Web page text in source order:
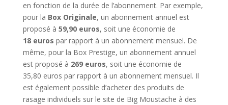
en fonction de la durée de l’abonnement. Par exemple,
pour la Box Originale, un abonnement annuel est
proposé à 59,90 euros, soit une économie de
18 euros par rapport à un abonnement mensuel. De
même, pour la Box Prestige, un abonnement annuel
est proposé à 269 euros, soit une économie de
35,80 euros par rapport à un abonnement mensuel. Il
est également possible d’acheter des produits de
rasage individuels sur le site de Big Moustache à des